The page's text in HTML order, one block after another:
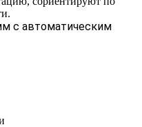
с автоматическим